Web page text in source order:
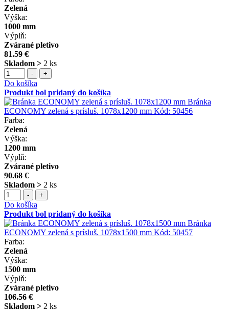
Zelená
Výška:
1000 mm
Výplň:
Zvárané pletivo
81.59 €
Skladom > 2 ks
- +
Do košíka
Produkt bol pridaný do košíka
Bránka
ECONOMY zelená s prísluš. 1078x1200 mm Kód: 50456
Farba:
Zelená
Výška:
1200 mm
Výplň:
Zvárané pletivo
90.68 €
Skladom > 2 ks
- +
Do košíka
Produkt bol pridaný do košíka
Bránka
ECONOMY zelená s prísluš. 1078x1500 mm Kód: 50457
Farba:
Zelená
Výška:
1500 mm
Výplň:
Zvárané pletivo
106.56 €
Skladom > 2 ks